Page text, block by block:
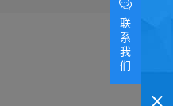
联
系
我
们